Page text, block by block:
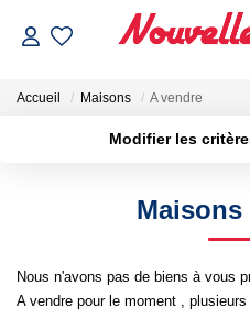
Accueil Maisons A vendre
Modifier les
Plus de critères
Maisons
Nous n'avons pas de biens à vous
A vendre pour le moment ,